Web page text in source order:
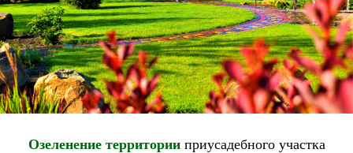
Озеленение территорииприусадебного участка